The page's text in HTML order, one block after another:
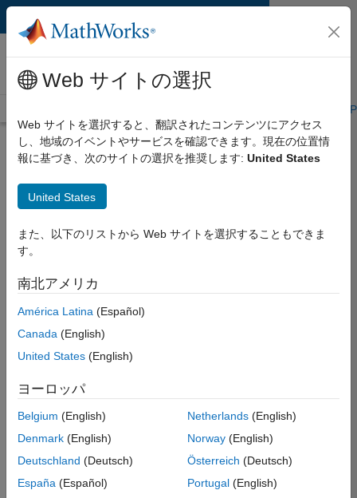
コンテンツへスキップ
MATLAB and Simulink
Requirements
Product Requirements &
Stateflow
Supported Platforms
Product Requirements
Windows or 64-bit environments.
Eligible for Use with MATLAB Compiler
and Simulink Compiler
Yes - see details
Eligible for Use with Parallel Computing
Toolbox and MATLAB Parallel Server
Web サイトの選択
Web サイトを選択すると、翻訳されたコンテンツにアクセス
し、地域のイベントやサービスを確認できます。現在の位置情
報に基づき、次のサイトの選択を推奨します: United States
United States
また、以下のリストから Web サイトを選択することもできま
す。
南北アメリカ
América Latina (Español)
Canada (English)
United States (English)
ヨーロッパ
Belgium (English)
Denmark (English)
Deutschland (Deutsch)
España (Español)
Netherlands(English)
Norway(English)
Österreich (Deutsch)
Portugal(English)